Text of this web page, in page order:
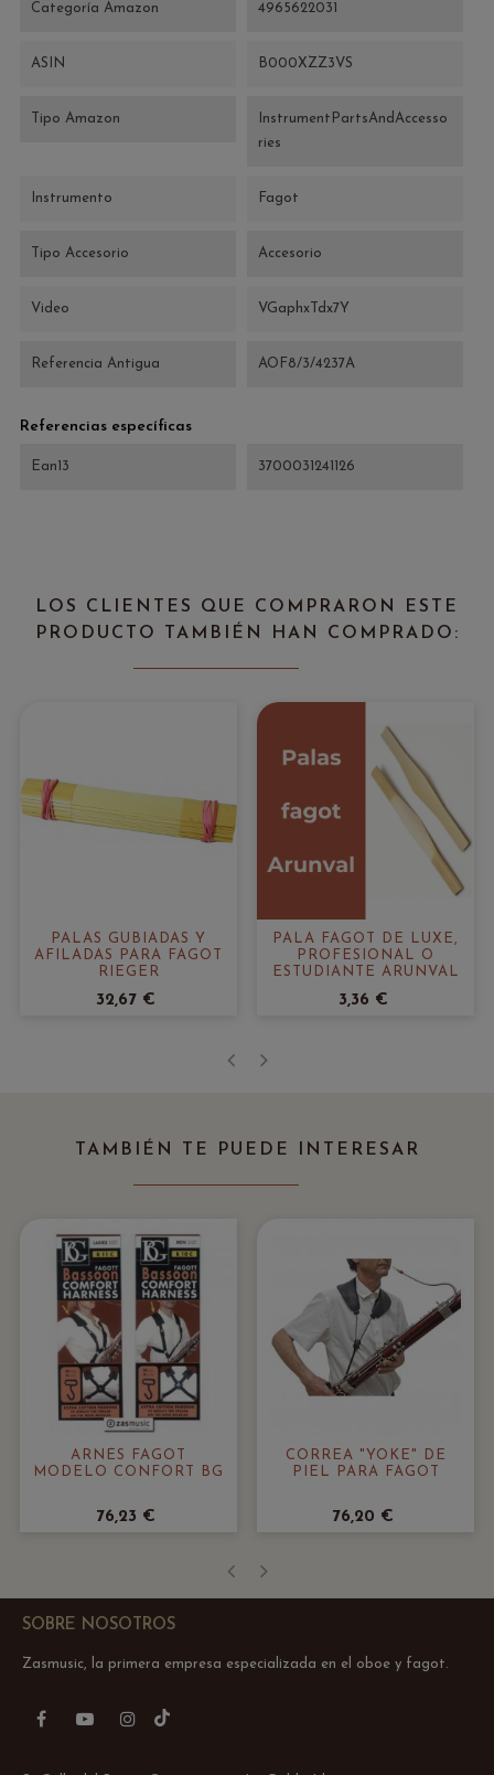
Categoría Amazon 4965622031
ASIN B000XZZ3VS
Tipo Amazon
InstrumentPartsAndAccesso
ries
Instrumento Fagot
Tipo Accesorio Accesorio
Video VGaphxTdx7Y
Referencia Antigua AOF8/3/4237A
Referencias específicas
Ean13 3700031241126
LOS CLIENTES QUE COMPRARON ESTE
PRODUCTO TAMBIÉN HAN COMPRADO:
PALAS GUBIADAS Y
AFILADAS PARA FAGOT
RIEGER
32,67 €
PALA FAGOT DE LUXE,
PROFESIONAL O
ESTUDIANTE ARUNVAL
3,36 €
TAMBIÉN TE PUEDE INTERESAR
ARNÉS FAGOT
MODELO CONFORT BG
76,23 €
CORREA "YOKE" DE
PIEL PARA FAGOT
76,20 €
SOBRE NOSOTROS
Zasmusic, la primera empresa especializada en el oboe y fagot.
FacebookYouTubeInstagram